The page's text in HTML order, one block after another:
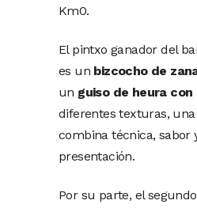
Km0.
El pintxo ganador del
es un bizcocho de
un guiso de heura con
diferentes texturas,
combina técnica, sabor
presentación.
Por su parte, el